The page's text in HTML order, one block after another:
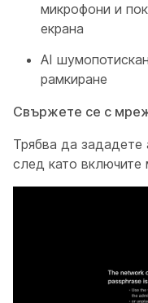
микрофони и
екрана
AI
рамкиране
Свържете се с
Трябва да зададете
след като включите